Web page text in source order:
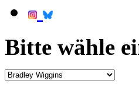
Bitte wähle